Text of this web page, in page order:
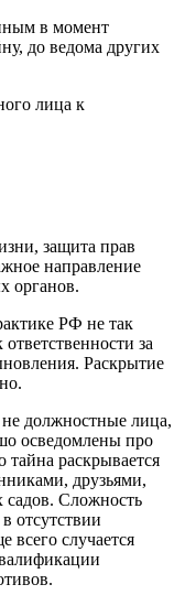
в момент
до ведома других
лица к
защита прав
направление
органов.
РФ не так
за
Раскрытие
должностные лица,
осведомлены про
тайна раскрывается
друзьями,
садов. Сложность
отсутствии
всего случается